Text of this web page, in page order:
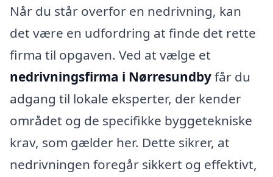
Når du står overfor en nedrivning, kan
det være en udfordring at finde det rette
firma til opgaven. Ved at vælge et
nedrivningsfirma i Nørresundbyfår du
adgang til lokale eksperter, der kender
området og de specifikke byggetekniske
krav, som gælder her. Dette sikrer, at
nedrivningen foregår sikkert og effektivt,